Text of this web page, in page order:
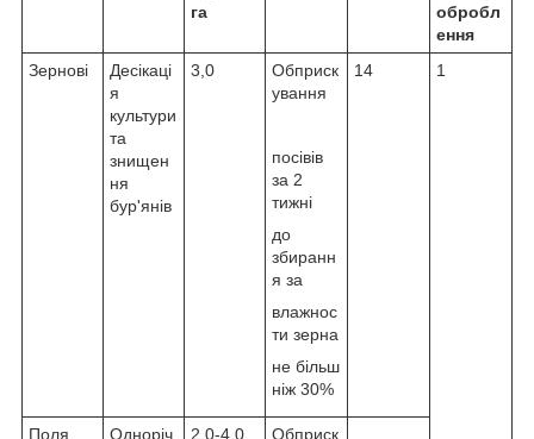
га
обробл
ення
Зернові
Десікаці
я
культури
та
знищен
ня
бур'янів
3,0
Обприск
ування
посівів
за 2
тижні
до
збиранн
я за
влажнос
ти зерна
не більш
ніж 30%
14 1
Поля
Одноріч
2,0-4,0
Обприск